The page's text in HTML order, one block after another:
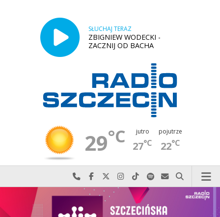
SŁUCHAJ TERAZ
ZBIGNIEW WODECKI -
ZACZNIJ OD BACHA
29°C jutro
27°C
pojutrze
22°C
Najlepiej po prostu do nas zadzwoń
Odwiedź nas na Facebook-u
Odwiedź nas na X
Odwiedź nas na Instagram-ie
Odwiedź nas na TikTok-u
Szukaj nas na Spotify
Wyślij do nas
Szukaj